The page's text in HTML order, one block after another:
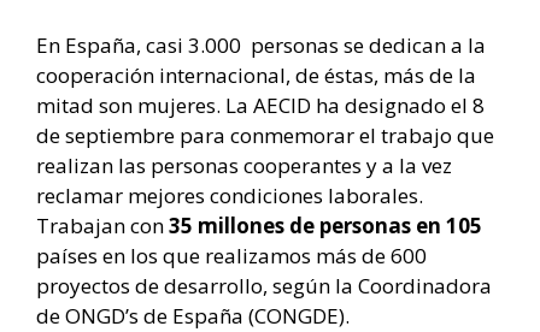
En España, casi 3.000 personas se dedican a la
cooperación internacional, de éstas, más de la
mitad son mujeres. La AECID ha designado el 8
de septiembre para conmemorar el trabajo que
realizan las personas cooperantes y a la vez
reclamar mejores condiciones laborales.
Trabajan con35 millones de personas en 105
países en los que realizamos más de 600
proyectos de desarrollo, según la Coordinadora
de ONGD’s de España (CONGDE).